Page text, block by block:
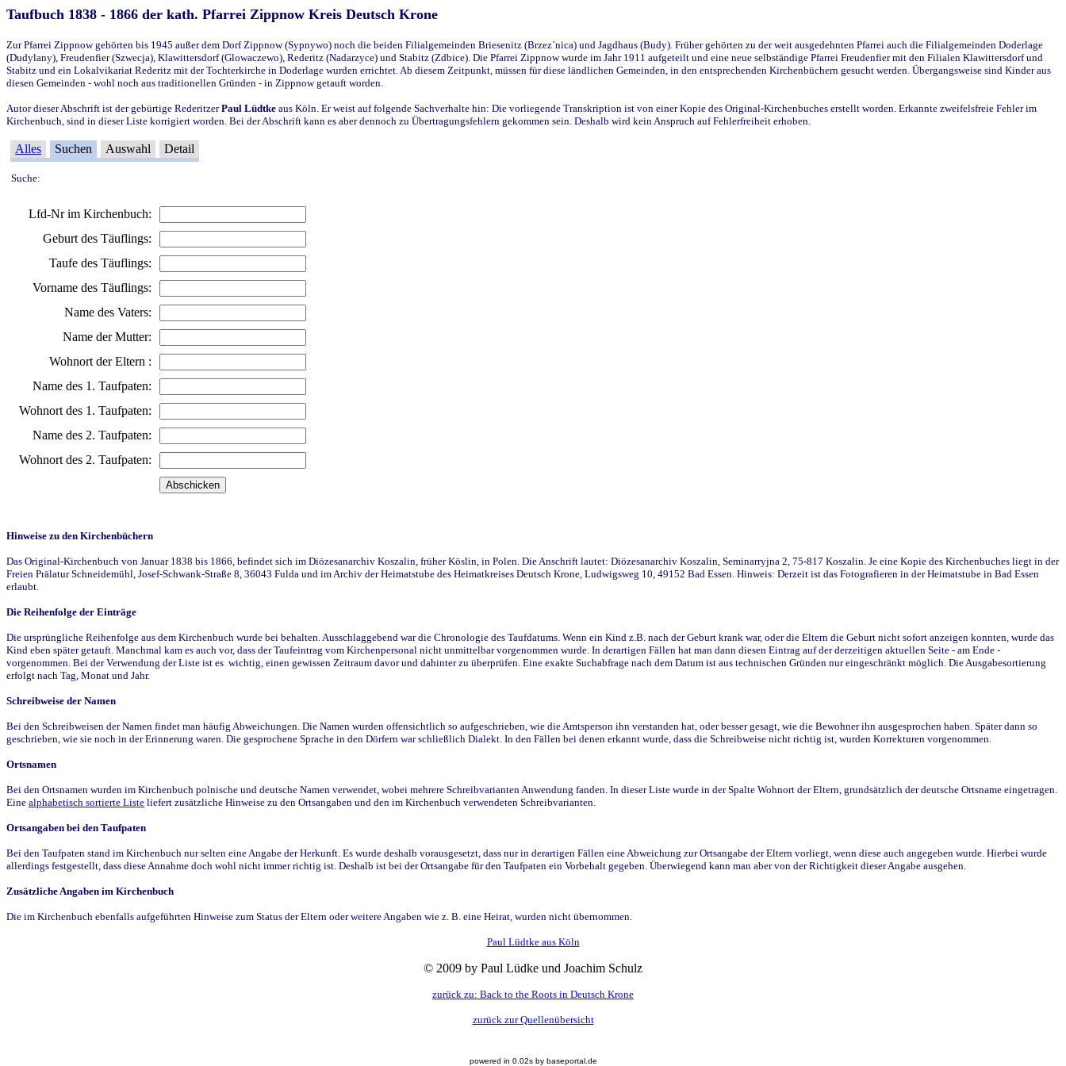
Taufbuch 1838 - 1866 der kath. Pfarrei Zippnow Kreis Deutsch Krone
Zur Pfarrei Zippnow gehörten bis 1945 außer dem Dorf Zippnow (Sypnywo) noch die beiden Filialgemeinden Briesenitz (Brzez`nica) und Jagdhaus (Budy). Früher gehörten zu der weit ausgedehnten Pfarrei auch die Filialgemeinden Doderlage
(Dudylany), Freudenfier (Szwecja), Klawittersdorf (Glowaczewo), Rederitz (Nadarzyce) und Stabitz (Zdbice). Die Pfarrei Zippnow wurde im Jahr 1911 aufgeteilt und eine neue selbständige Pfarrei Freudenfier mit den Filialen Klawittersdorf und
Stabitz und ein Lokalvikariat Rederitz mit der Tochterkirche in Doderlage wurden errichtet. Ab diesem Zeitpunkt, müssen für diese ländlichen Gemeinden, in den entsprechenden Kirchenbüchern gesucht werden. Übergangsweise sind Kinder aus
diesen Gemeinden - wohl noch aus traditionellen Gründen - in Zippnow getauft worden.
Autor dieser Abschrift ist der gebürtige RederitzerPaul Lüdtke aus Köln. Er weist auf folgende Sachverhalte hin: Die vorliegende Transkription ist von einer Kopie des Original-Kirchenbuches erstellt worden. Erkannte zweifelsfreie Fehler im
Kirchenbuch, sind in dieser Liste korrigiert worden. Bei der Abschrift kann es aber dennoch zu Übertragungsfehlern gekommen sein. Deshalb wird kein Anspruch auf Fehlerfreiheit erhoben.
Alles Suchen Auswahl Detail
Suche:
Lfd-Nr im Kirchenbuch:
Geburt des Täuflings:
Taufe des Täuflings:
Vorname des Täuflings:
Name des Vaters:
Name der Mutter:
Wohnort der Eltern :
Name des 1. Taufpaten:
Wohnort des 1. Taufpaten:
Name des 2. Taufpaten:
Wohnort des 2. Taufpaten:
Hinweise zu den Kirchenbüchern
Das Original-Kirchenbuch von Januar 1838 bis 1866, befindet sich im Diözesanarchiv Koszalin, früher Köslin, in Polen. Die Anschrift lautet: Diözesanarchiv Koszalin, Seminarryjna 2, 75-817 Koszalin. Je eine Kopie des Kirchenbuches liegt in der
Freien Prälatur Schneidemühl, Josef-Schwank-Straße 8, 36043 Fulda und im Archiv der Heimatstube des Heimatkreises Deutsch Krone, Ludwigsweg 10, 49152 Bad Essen. Hinweis: Derzeit ist das Fotografieren in der Heimatstube in Bad Essen
erlaubt.
Die Reihenfolge der Einträge
Die ursprüngliche Reihenfolge aus dem Kirchenbuch wurde bei behalten. Ausschlaggebend war die Chronologie des Taufdatums. Wenn ein Kind z.B. nach der Geburt krank war, oder die Eltern die Geburt nicht sofort anzeigen konnten, wurde das
Kind eben später getauft. Manchmal kam es auch vor, dass der Taufeintrag vom Kirchenpersonal nicht unmittelbar vorgenommen wurde. In derartigen Fällen hat man dann diesen Eintrag auf der derzeitigen aktuellen Seite - am Ende -
vorgenommen. Bei der Verwendung der Liste ist es wichtig, einen gewissen Zeitraum davor und dahinter zu überprüfen. Eine exakte Suchabfrage nach dem Datum ist aus technischen Gründen nur eingeschränkt möglich. Die Ausgabesortierung
erfolgt nach Tag, Monat und Jahr.
Schreibweise der Namen
Bei den Schreibweisen der Namen findet man häufig Abweichungen. Die Namen wurden offensichtlich so aufgeschrieben, wie die Amtsperson ihn verstanden hat, oder besser gesagt, wie die Bewohner ihn ausgesprochen haben. Später dann so
geschrieben, wie sie noch in der Erinnerung waren. Die gesprochene Sprache in den Dörfern war schließlich Dialekt. In den Fällen bei denen erkannt wurde, dass die Schreibweise nicht richtig ist, wurden Korrekturen vorgenommen.
Ortsnamen
Bei den Ortsnamen wurden im Kirchenbuch polnische und deutsche Namen verwendet, wobei mehrere Schreibvarianten Anwendung fanden. In dieser Liste wurde in der Spalte Wohnort der Eltern, grundsätzlich der deutsche Ortsname eingetragen.
Eine alphabetisch sortierte Liste liefert zusätzliche Hinweise zu den Ortsangaben und den im Kirchenbuch verwendeten Schreibvarianten.
Ortsangaben bei den Taufpaten
Bei den Taufpaten stand im Kirchenbuch nur selten eine Angabe der Herkunft. Es wurde deshalb vorausgesetzt, dass nur in derartigen Fällen eine Abweichung zur Ortsangabe der Eltern vorliegt, wenn diese auch angegeben wurde. Hierbei wurde
allerdings festgestellt, dass diese Annahme doch wohl nicht immer richtig ist. Deshalb ist bei der Ortsangabe für den Taufpaten ein Vorbehalt gegeben. Überwiegend kann man aber von der Richtigkeit dieser Angabe ausgehen.
Zusätzliche Angaben im Kirchenbuch
Die im Kirchenbuch ebenfalls aufgeführten Hinweise zum Status der Eltern oder weitere Angaben wie z. B. eine Heirat, wurden nicht übernommen.
Paul Lüdtke aus Köln
© 2009 by Paul Lüdke und Joachim Schulz
zurück zu: Back to the Roots in Deutsch Krone
zurück zur Quellenübersicht
powered in 0.02s by baseportal.de